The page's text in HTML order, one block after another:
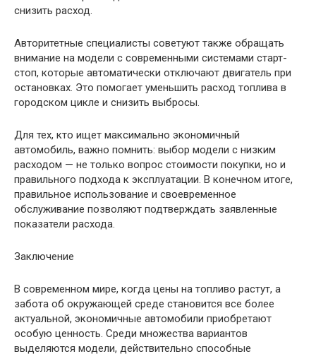
снизить расход.
Авторитетные специалисты советуют также обращать
внимание на модели с современными системами старт-
стоп, которые автоматически отключают двигатель при
остановках. Это помогает уменьшить расход топлива в
городском цикле и снизить выбросы.
Для тех, кто ищет максимально экономичный
автомобиль, важно помнить: выбор модели с низким
расходом — не только вопрос стоимости покупки, но и
правильного подхода к эксплуатации. В конечном итоге,
правильное использование и своевременное
обслуживание позволяют подтверждать заявленные
показатели расхода.
Заключение
В современном мире, когда цены на топливо растут, а
забота об окружающей среде становится все более
актуальной, экономичные автомобили приобретают
особую ценность. Среди множества вариантов
выделяются модели, действительно способные